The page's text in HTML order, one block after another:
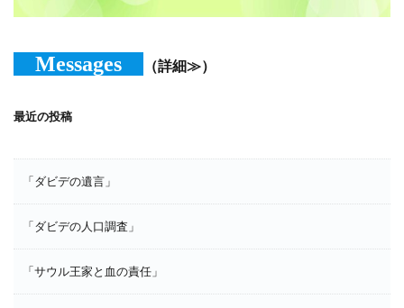
Messages （詳細≫）
最近の投稿
「ダビデの遺言」
「ダビデの人口調査」
「サウル王家と血の責任」